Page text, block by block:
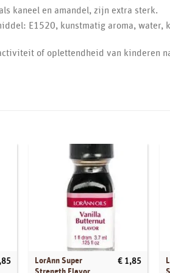
kaneel en amandel, zijn extra sterk.
E1520, kunstmatig aroma, water,
of oplettendheid van kinderen
LorAnn Super
€ 1,85